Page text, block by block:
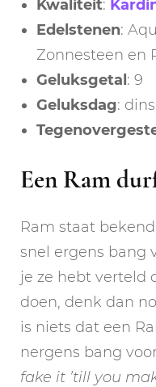
Kwaliteit:
Edelstenen:
Zonnesteen en
Geluksgetal : 9
Geluksdag:
Een Ram
Ram staat
snel ergens bang
je ze hebt verteld
doen, denk dan
is niets dat een
nergens bang
fake it ’till you